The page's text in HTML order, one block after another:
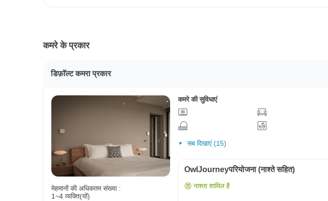
कमरे के प्रकार
डिफ़ॉल्ट कमरा प्रकार
मेहमानों की अधिकतम संख्या :
1~4 व्यक्ति(यों)
कमरे की सुविधाएं
सब दिखाएं (15)
OwlJourneyपरियोजना (नाश्ते सहित)
नाश्ता शामिल है